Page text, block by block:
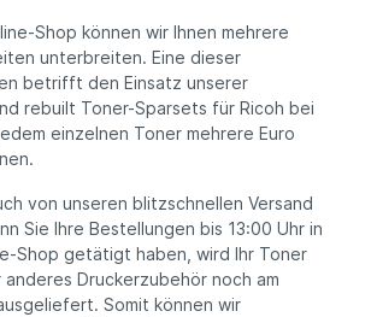
Shop können wir Ihnen mehrere
unterbreiten. Eine dieser
betrifft den Einsatz unserer
rebuilt Toner-Sparsets für Ricoh bei
einzelnen Toner mehrere Euro
von unseren blitzschnellen Versand
Sie Ihre Bestellungen bis 13:00 Uhr in
Shop getätigt haben, wird Ihr Toner
Druckerzubehör noch am
Somit können wir